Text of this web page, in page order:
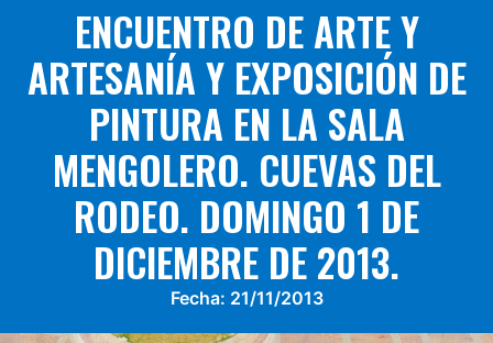
ENCUENTRO DE ARTE Y
ARTESANÍA Y EXPOSICIÓN DE
PINTURA EN LA SALA
MENGOLERO. CUEVAS DEL
RODEO. DOMINGO 1 DE
DICIEMBRE DE 2013.
Fecha: 21/11/2013